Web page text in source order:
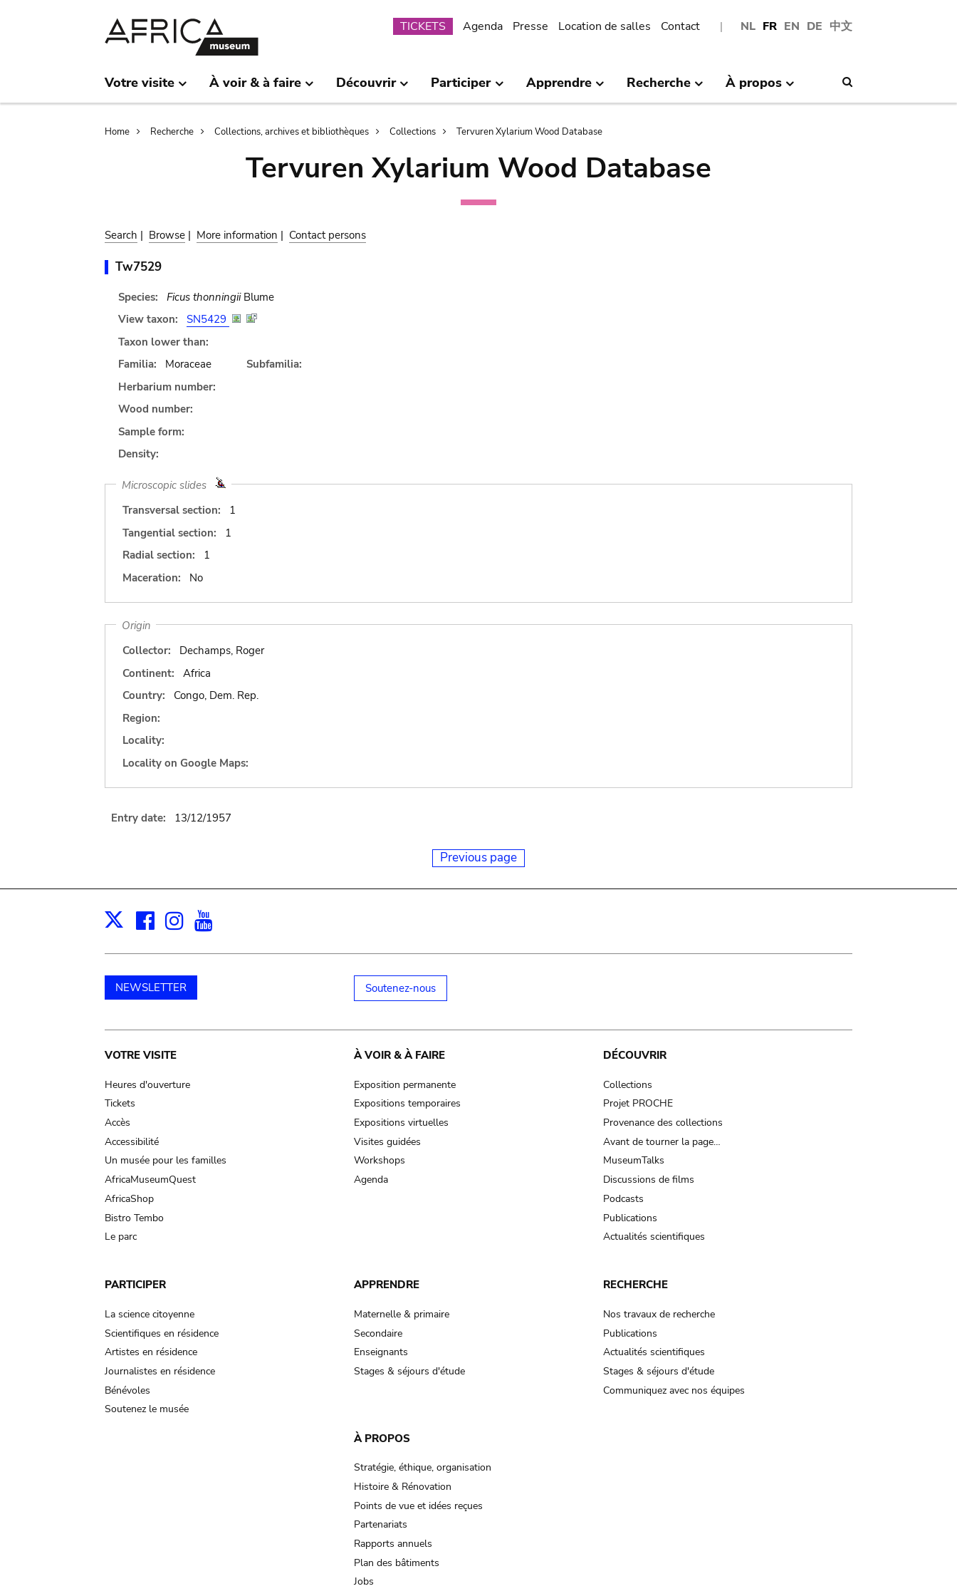
NL FR EN DE 中文
Submenu
TICKETS Agenda Presse Location de salles Contact
Votre visite À voir & à faire Découvrir Participer Apprendre Recherche À propos
Breadcrumb
Home Recherche Collections, archives et bibliothèques Collections Tervuren Xylarium Wood Database
Tervuren Xylarium Wood Database
Search | Browse | More information | Contact persons
Tw7529
Species: Ficus thonningiiBlume
View taxon:
SN5429
Taxon lower than:
Familia:
Moraceae
Subfamilia:
Herbarium number:
Wood number:
Sample form:
Density:
Microscopic slides
Transversal section:
1
Tangential section:
1
Radial section:
1
Maceration:
No
Origin
Collector:
Dechamps, Roger
Continent:
Africa
Country:
Congo, Dem. Rep.
Region:
Locality:
Locality on Google Maps:
Entry date: 13/12/1957
Previous page
X Facebook
Instagram
NEWSLETTER Soutenez-nous
Main
navigation
VOTRE VISITE
Heures d'ouverture
Tickets
Accès
Accessibilité
Un musée pour les familles
AfricaMuseumQuest
AfricaShop
Bistro Tembo
Le parc
À VOIR & À FAIRE
Exposition permanente
Expositions temporaires
Expositions virtuelles
Visites guidées
Workshops
Agenda
DÉCOUVRIR
Collections
Projet PROCHE
Provenance des collections
Avant de tourner la page…
MuseumTalks
Discussions de films
Podcasts
Publications
Actualités scientifiques
PARTICIPER
La science citoyenne
Scientifiques en résidence
Artistes en résidence
Journalistes en résidence
Bénévoles
Soutenez le musée
APPRENDRE
Maternelle & primaire
Secondaire
Enseignants
Stages & séjours d'étude
RECHERCHE
Nos travaux de recherche
Publications
Actualités scientifiques
Stages & séjours d'étude
Communiquez avec nos équipes
À PROPOS
Stratégie, éthique, organisation
Histoire & Rénovation
Points de vue et idées reçues
Partenariats
Rapports annuels
Plan des bâtiments
Jobs